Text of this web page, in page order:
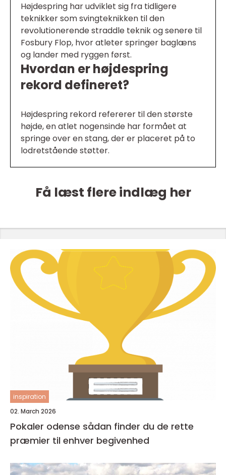
Højdespring har udviklet sig fra tidligere
teknikker som svingteknikken til den
revolutionerende straddle teknik og senere til
Fosbury Flop, hvor atleter springer baglæns
og lander med ryggen først.
Hvordan er højdespring
rekord defineret?
Højdespring rekord refererer til den største
højde, en atlet nogensinde har formået at
springe over en stang, der er placeret på to
lodretstående støtter.
Få læst flere indlæg her
inspiration
02. March 2026
Pokaler odense sådan finder du de rette
præmier til enhver begivenhed